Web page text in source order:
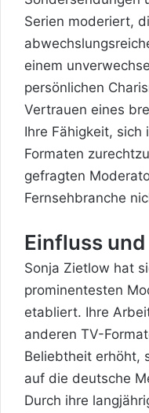
Serien moderiert,
einem
persönlichen
Vertrauen eines
Ihre Fähigkeit, sich
Formaten
gefragten
Fernsehbranche
Einfluss
Sonja Zietlow hat
prominentesten
etabliert. Ihre
anderen TV-
Beliebtheit erhöht,
auf die deutsche
Durch ihre